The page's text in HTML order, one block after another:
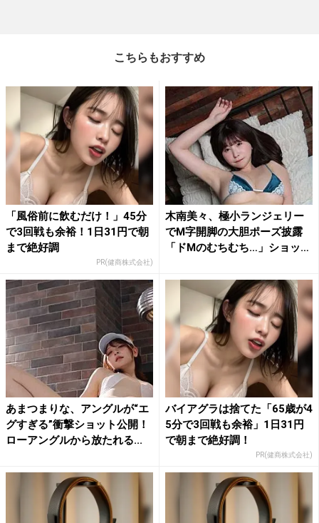
こちらもおすすめ
「風俗前に飲むだけ！」45分
で3回戦も余裕！1日31円で朝
まで絶好調
PR(健商株式会社)
木南美々、極小ランジェリー
でM字開脚の大胆ポーズ披露
「ドMのむちむち…」ショッ
あまつまりな、アングルが“エ
グすぎる”衝撃ショット公開！
ローアングルから放たれる...
バイアグラは捨てた「65歳が4
5分で3回戦も余裕」1日31円
で朝まで絶好調！
PR(健商株式会社)